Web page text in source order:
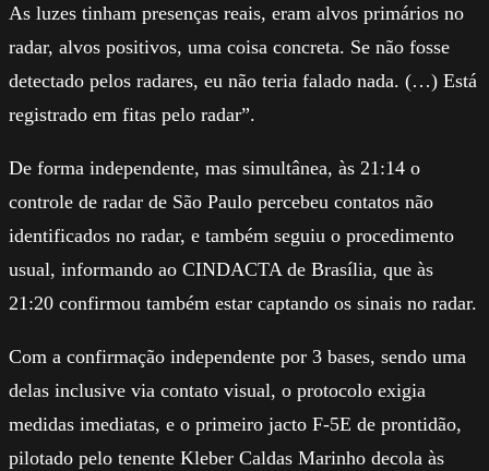
As luzes tinham presenças reais, eram alvos primários no
radar, alvos positivos, uma coisa concreta. Se não fosse
detectado pelos radares, eu não teria falado nada. (…) Está
registrado em fitas pelo radar”.
De forma independente, mas simultânea, às 21:14 o
controle de radar de São Paulo percebeu contatos não
identificados no radar, e também seguiu o procedimento
usual, informando ao CINDACTA de Brasília, que às
21:20 confirmou também estar captando os sinais no radar.
Com a confirmação independente por 3 bases, sendo uma
delas inclusive via contato visual, o protocolo exigia
medidas imediatas, e o primeiro jacto F-5E de prontidão,
pilotado pelo tenente Kleber Caldas Marinho decola às